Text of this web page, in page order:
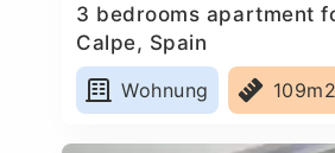
3 bedrooms apartment
Calpe, Spain
Wohnung
109m2